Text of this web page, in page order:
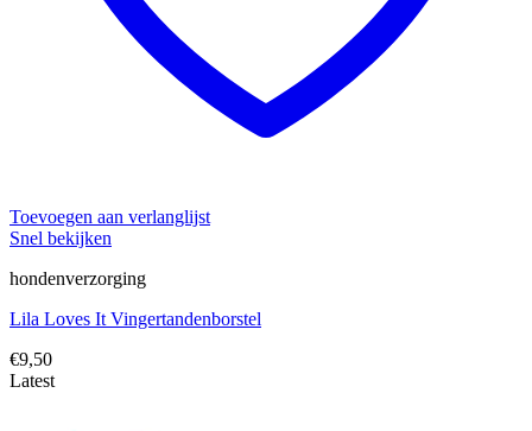
Toevoegen aan verlanglijst
Snel bekijken
hondenverzorging
Lila Loves It Vingertandenborstel
€9,50
Latest